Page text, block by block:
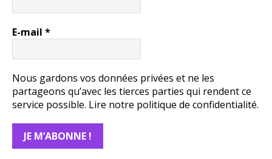
E-mail *
Nous gardons vos données privées et ne les
partageons qu’avec les tierces parties qui rendent ce
service possible. Lire notre politique de confidentialité.